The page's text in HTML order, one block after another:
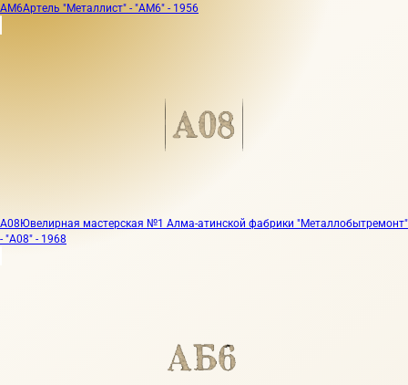
АМ6Артель "Металлист" - "АМ6" - 1956
А08Ювелирная мастерская №1 Алма-атинской фабрики "Металлобытремонт"
- "А08" - 1968